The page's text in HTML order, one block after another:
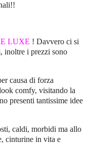
LUXE ! Davvero ci si
inoltre i prezzi sono
causa di forza
comfy, visitando la
presenti tantissime idee
caldi, morbidi ma allo
cinturine in vita e